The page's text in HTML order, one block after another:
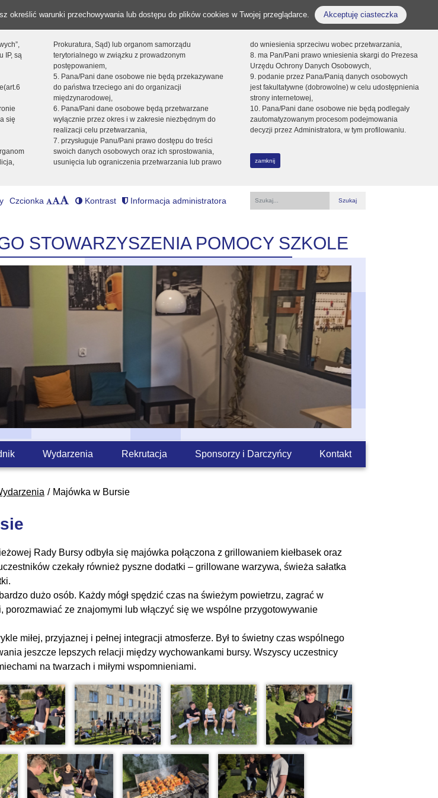
określić warunki przechowywania lub dostępu do plików cookies w Twojej przeglądarce. Akceptuję ciasteczka
IP, są
się
Prokuratura, Sąd) lub organom samorządu
terytorialnego w związku z prowadzonym
postępowaniem,
5. Pana/Pani dane osobowe nie będą przekazywane
do państwa trzeciego ani do organizacji
międzynarodowej,
6. Pana/Pani dane osobowe będą przetwarzane
wyłącznie przez okres i w zakresie niezbędnym do
realizacji celu przetwarzania,
7. przysługuje Panu/Pani prawo dostępu do treści
swoich danych osobowych oraz ich sprostowania,
usunięcia lub ograniczenia przetwarzania lub prawo
do wniesienia sprzeciwu wobec przetwarzania,
8. ma Pan/Pani prawo wniesienia skargi do Prezesa
Urzędu Ochrony Danych Osobowych,
9. podanie przez Pana/Panią danych osobowych
jest fakultatywne (dobrowolne) w celu udostępnienia
strony internetowej,
10. Pana/Pani dane osobowe nie będą podlegały
zautomatyzowanym procesom podejmowania
decyzji przez Administratora, w tym profilowaniu.
zamknij
Czcionka Kontrast Informacja administratora
Fraza
STOWARZYSZENIA POMOCY SZKOLE
Wydarzenia Rekrutacja Sponsorzy i Darczyńcy Kontakt
Majówka w Bursie
Rady Bursy odbyła się majówka połączona z grillowaniem kiełbasek oraz
czekały również pyszne dodatki – grillowane warzywa, świeża sałatka
dużo osób. Każdy mógł spędzić czas na świeżym powietrzu, zagrać w
porozmawiać ze znajomymi lub włączyć się we wspólne przygotowywanie
miłej, przyjaznej i pełnej integracji atmosferze. Był to świetny czas wspólnego
jeszcze lepszych relacji między wychowankami bursy. Wszyscy uczestnicy
na twarzach i miłymi wspomnieniami.